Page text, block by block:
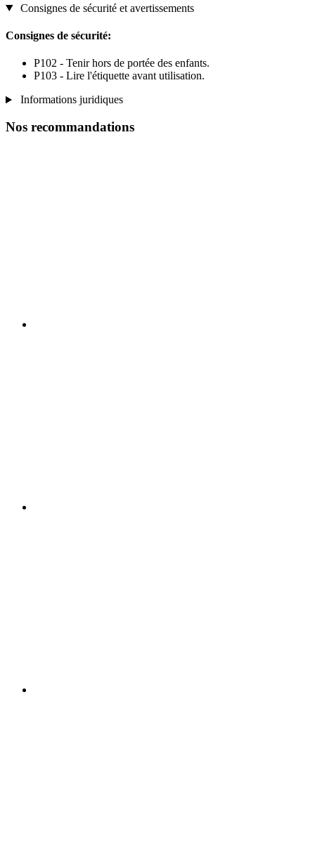
Consignes de sécurité et avertissements
Consignes de sécurité:
P102 - Tenir hors de portée des enfants.
P103 - Lire l'étiquette avant utilisation.
Informations juridiques
Nos recommandations